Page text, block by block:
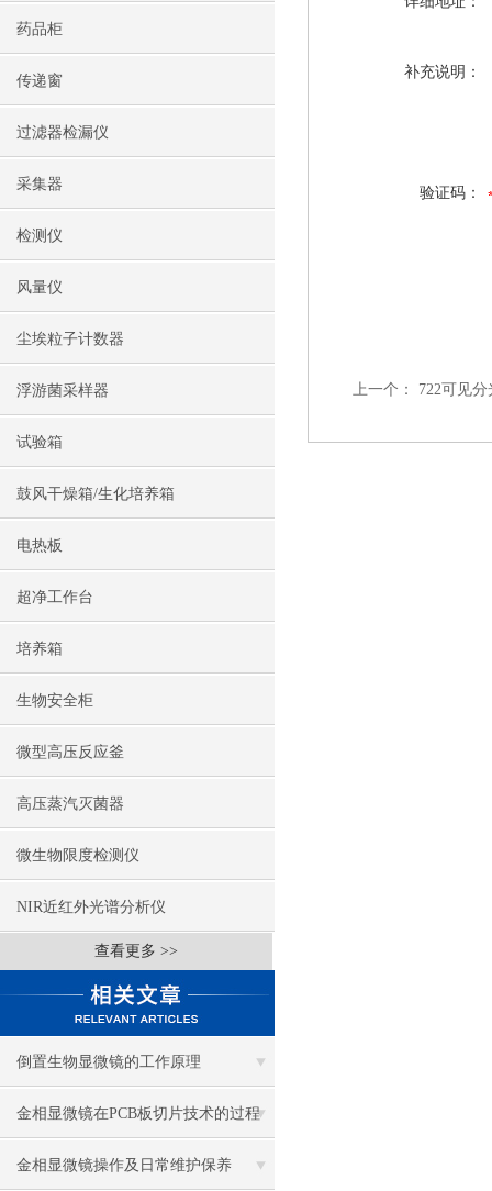
药品柜
传递窗
过滤器检漏仪
采集器
检测仪
风量仪
尘埃粒子计数器
浮游菌采样器
试验箱
鼓风干燥箱/生化培养箱
电热板
超净工作台
培养箱
生物安全柜
微型高压反应釜
高压蒸汽灭菌器
微生物限度检测仪
NIR近红外光谱分析仪
查看更多 >>
倒置生物显微镜的工作原理
金相显微镜在PCB板切片技术的过程
控制中的作用
金相显微镜操作及日常维护保养
补充说明：
验证码：
上一个： 722可见